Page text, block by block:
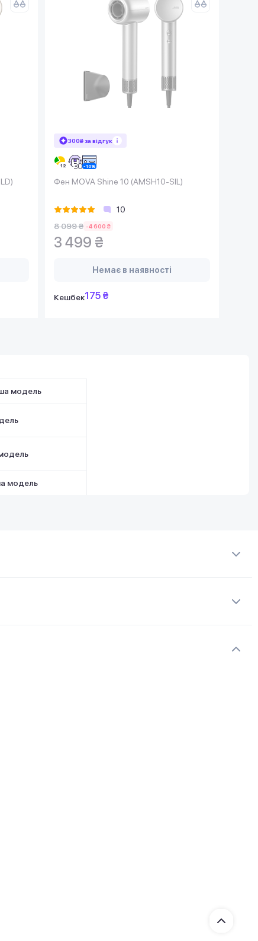
300₴ за відгук
Фен MOVA Shine 10 (AMSH10-SIL)
10
8 099 ₴ -4 600 ₴
3 499 ₴
Немає в наявності
Кешбек175 ₴
модель
модель